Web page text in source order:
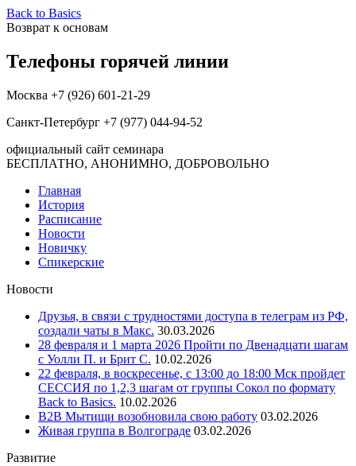
Back to Basics
Возврат к основам
Телефоны горячей линии
Москва +7 (926) 601-21-29
Санкт-Петербург +7 (977) 044-94-52
официальный сайт семинара
БЕСПЛАТНО, АНОНИМНО, ДОБРОВОЛЬНО
Главная
История
Расписание
Новости
Новичку
Спикерские
Новости
Друзья, в связи с трудностями доступа в телеграм из РФ,
создали чаты в Макс. 30.03.2026
28 февраля и 1 марта 2026 Пройти по Двенадцати шагам
с Уолли П. и Брит С. 10.02.2026
22 февраля, в воскресенье, с 13:00 до 18:00 Мск пройдет
СЕССИЯ по 1,2,3 шагам от группы Сокол по формату
Back to Basics. 10.02.2026
В2В Мытищи возобновила свою работу 03.02.2026
Живая группа в Волгограде 03.02.2026
Развитие